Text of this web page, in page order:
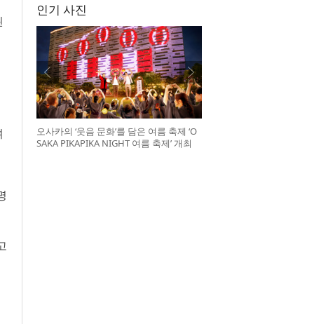
인기 사진
오사카의 ‘웃음 문화’를 담은 여름 축제 ‘O
SAKA PIKAPIKA NIGHT 여름 축제’ 개최